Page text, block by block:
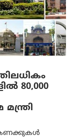
80,000
കണക്കുകൾ